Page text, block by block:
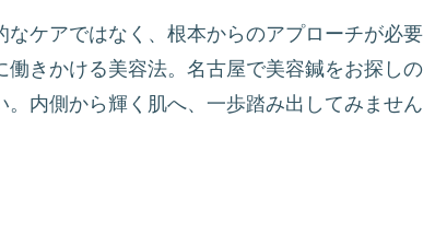
ケアではなく、根本からのアプローチが必要
きかける美容法。名古屋で美容鍼をお探しの
内側から輝く肌へ、一歩踏み出してみません